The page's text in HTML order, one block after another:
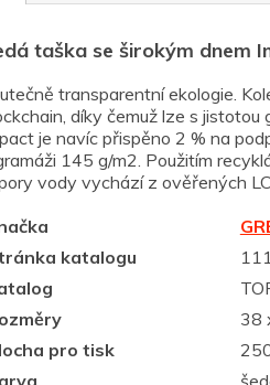
taška se širokým dnem
transparentní ekologie.
díky čemuž lze s
je navíc přispěno 2 % na
145 g/m2. Použitím
vody vychází z ověřených
katalogu
38
pro tisk